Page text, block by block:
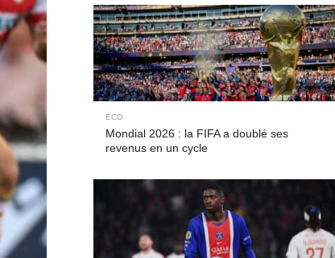
ECO
Mondial 2026 : la FIFA a doublé ses
revenus en un cycle